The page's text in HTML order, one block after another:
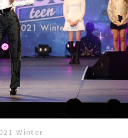
Winter